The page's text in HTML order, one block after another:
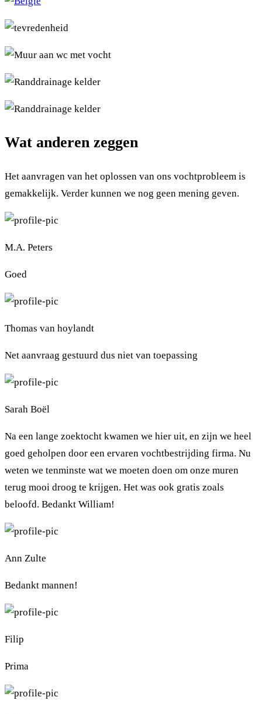
Wat anderen zeggen
Het aanvragen van het oplossen van ons vochtprobleem is
gemakkelijk. Verder kunnen we nog geen mening geven.
M.A. Peters
Goed
Thomas van hoylandt
Net aanvraag gestuurd dus niet van toepassing
Sarah Boël
Na een lange zoektocht kwamen we hier uit, en zijn we heel
goed geholpen door een ervaren vochtbestrijding firma. Nu
weten we tenminste wat we moeten doen om onze muren
terug mooi droog te krijgen. Het was ook gratis zoals
beloofd. Bedankt William!
Ann Zulte
Bedankt mannen!
Filip
Prima